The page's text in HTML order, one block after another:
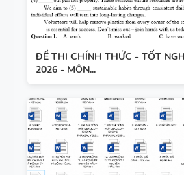
ĐỀ THI CHÍNH THỨC - TỐT
2026 - MÔN...